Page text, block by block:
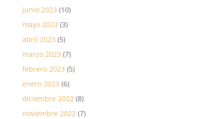
junio 2023 (10)
mayo 2023 (3)
abril 2023 (5)
marzo 2023 (7)
febrero 2023 (5)
enero 2023 (6)
diciembre 2022 (8)
noviembre 2022 (7)